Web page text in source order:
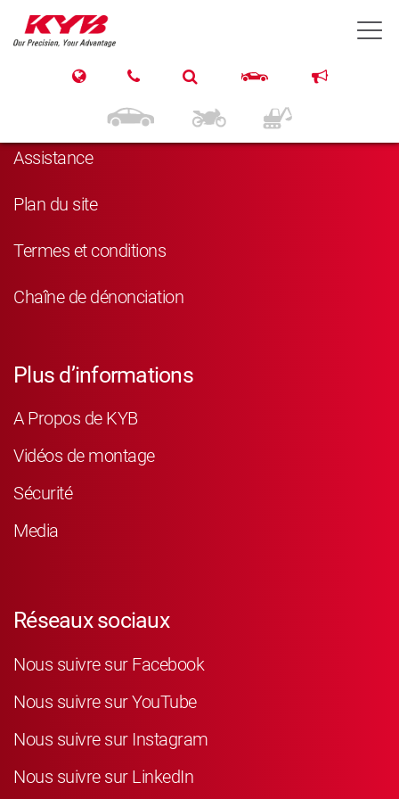
Navigation
Assistance
Plan du site
Termes et conditions
Chaîne de dénonciation
Plus d’informations
A Propos de KYB
Vidéos de montage
Sécurité
Media
Réseaux sociaux
Nous suivre sur Facebook
Nous suivre sur YouTube
Nous suivre sur Instagram
Nous suivre sur LinkedIn